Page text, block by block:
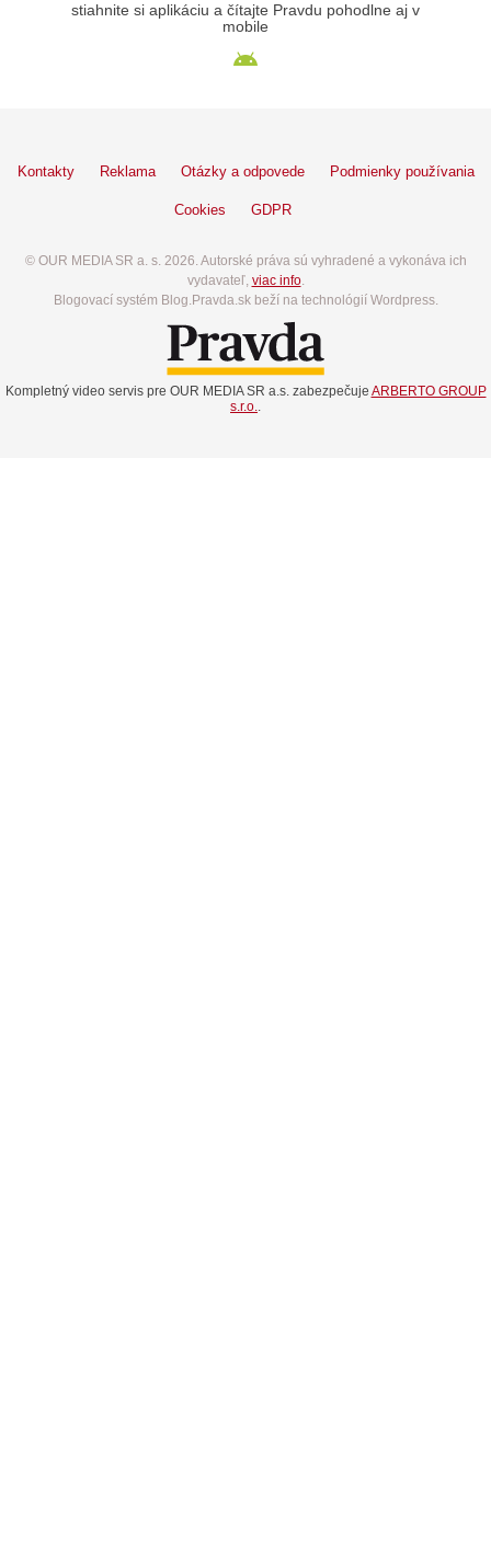
stiahnite si aplikáciu a čítajte Pravdu pohodlne aj v
mobile
Kontakty Reklama Otázky a odpovede Podmienky používania
Cookies GDPR
© OUR MEDIA SR a. s. 2026. Autorské práva sú vyhradené a vykonáva ich
vydavateľ, viac info.
Blogovací systém Blog.Pravda.sk beží na technológií Wordpress.
Kompletný video servis pre OUR MEDIA SR a.s. zabezpečuje ARBERTO GROUP
s.r.o.